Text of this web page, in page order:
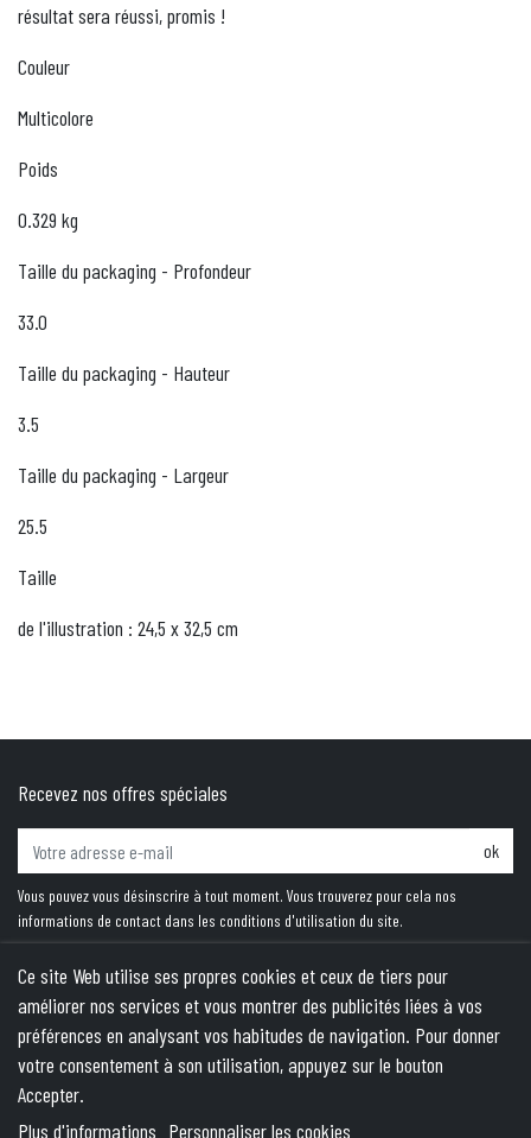
résultat sera réussi, promis !
Couleur
Multicolore
Poids
0.329 kg
Taille du packaging - Profondeur
33.0
Taille du packaging - Hauteur
3.5
Taille du packaging - Largeur
25.5
Taille
de l'illustration : 24,5 x 32,5 cm
Recevez nos offres spéciales
ok
Vous pouvez vous désinscrire à tout moment. Vous trouverez pour cela nos
informations de contact dans les conditions d'utilisation du site.
PRODUITS
NOTRE SOCIÉTÉ
VOTRE COMPTE
Ce site Web utilise ses propres cookies et ceux de tiers pour
améliorer nos services et vous montrer des publicités liées à vos
préférences en analysant vos habitudes de navigation. Pour donner
votre consentement à son utilisation, appuyez sur le bouton
Accepter.
Plus d'informations Personnaliser les cookies